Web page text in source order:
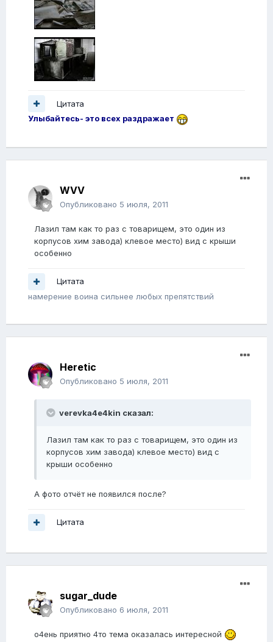
Цитата
Улыбайтесь- это всех раздражает
WVV
Опубликовано 5 июля, 2011
Лазил там как то раз с товарищем, это один из
корпусов хим завода) клевое место) вид с крыши
особенно
Цитата
намерение воина сильнее любых препятствий
Heretic
Опубликовано 5 июля, 2011
verevka4e4kin сказал:
Лазил там как то раз с товарищем, это один из
корпусов хим завода) клевое место) вид с
крыши особенно
А фото отчёт не появился после?
Цитата
sugar_dude
Опубликовано 6 июля, 2011
о4ень приятно 4то тема оказалась интересной